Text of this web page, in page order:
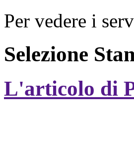
Per vedere i
Selezione
L'articolo di